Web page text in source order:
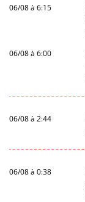
06/08 à 6:15
06/08 à 6:00
06/08 à 2:44
06/08 à 0:38